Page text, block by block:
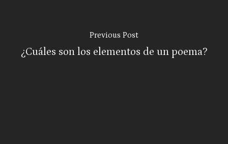
Previous Post
¿Cuáles son los elementos de un poema?